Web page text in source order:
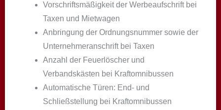
Vorschriftsmäßigkeit der Werbeaufschrift bei
Taxen und Mietwagen
Anbringung der Ordnungsnummer sowie der
Unternehmeranschrift bei Taxen
Anzahl der Feuerlöscher und
Verbandskästen bei Kraftomnibussen
Automatische Türen: End- und
Schließstellung bei Kraftomnibussen